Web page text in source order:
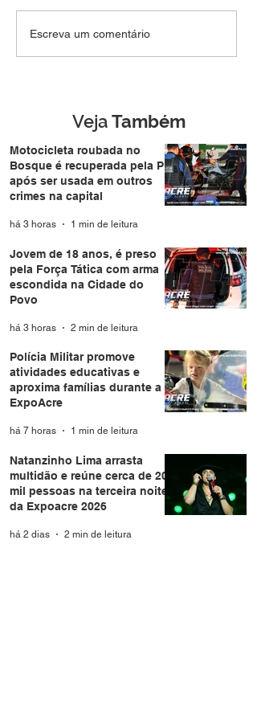
NÃO VÊ, NÃO
alimentos, mas Brasil
não depende do país
para abastecimento e
nem alimentos, o que
esta por trás dessa
narrativa?
Escreva um comentário
VejaTambém
Motocicleta roubada no
Bosque é recuperada pela PM
após ser usada em outros
crimes na capital
há 3 horas 1 min de leitura
Jovem de 18 anos, é preso
pela Força Tática com arma
escondida na Cidade do
Povo
há 3 horas 2 min de leitura
Polícia Militar promove
atividades educativas e
aproxima famílias durante a
ExpoAcre
há 7 horas 1 min de leitura
Natanzinho Lima arrasta
multidão e reúne cerca de 20
mil pessoas na terceira noite
da Expoacre 2026
há 2 dias 2 min de leitura